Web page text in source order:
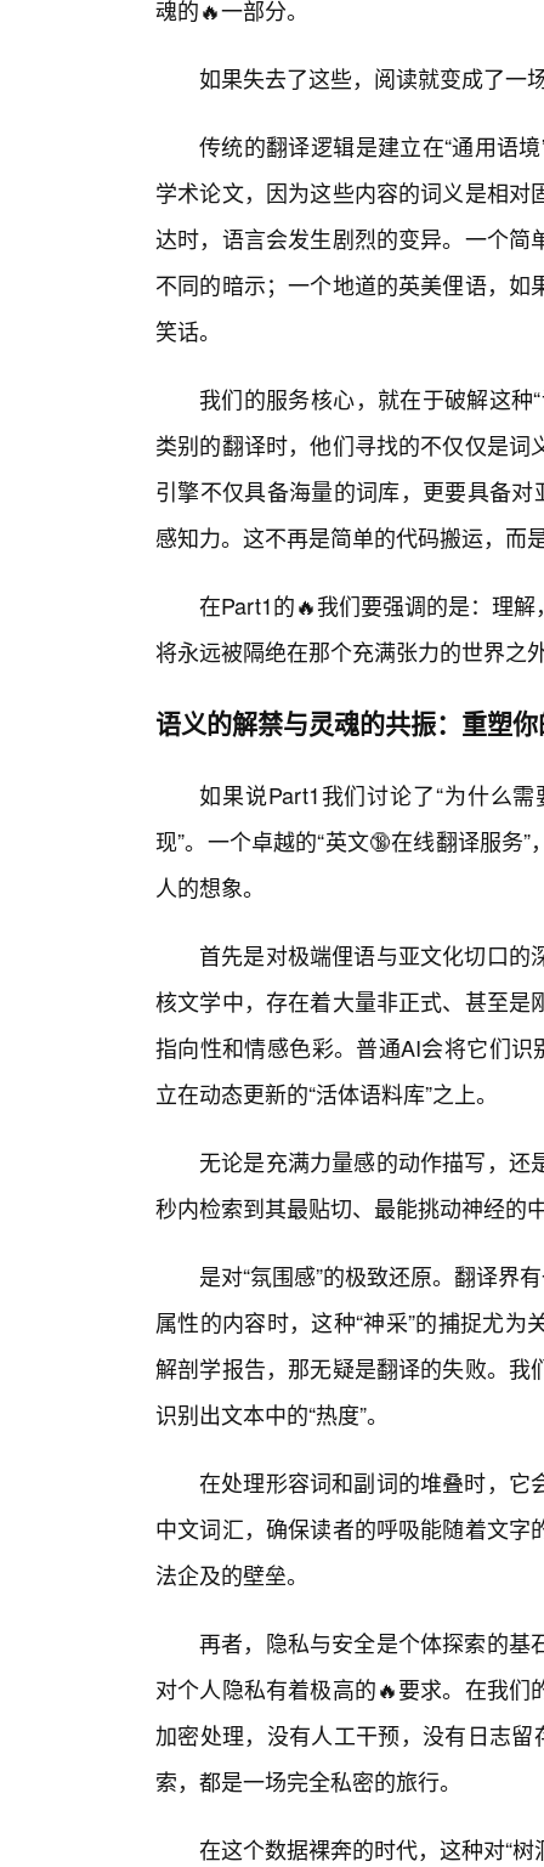
魂的🔥一部分。
如果失去了这些，阅读就变成了一
传统的翻译逻辑是建立在“通用语
学术论文，因为这些内容的词义是相
达时，语言会发生剧烈的变异。一个
不同的暗示；一个地道的英美俚语，
笑话。
我们的服务核心，就在于破解这种
类别的翻译时，他们寻找的不仅仅是
引擎不仅具备海量的词库，更要具备
感知力。这不再是简单的代码搬运，而
在Part1的🔥我们要强调的是：理
将永远被隔绝在那个充满张力的世界之
语义的解禁与灵魂的共振：重塑
如果说Part1我们讨论了“为什么
现”。一个卓越的“英文🔞在线翻译服务
人的想象。
首先是对极端俚语与亚文化切口
核文学中，存在着大量非正式、甚至
指向性和情感色彩。普通AI会将它们识
立在动态更新的“活体语料库”之上。
无论是充满力量感的动作描写，
秒内检索到其最贴切、最能挑动神经的
是对“氛围感”的极致还原。翻译界
属性的内容时，这种“神采”的捕捉尤
解剖学报告，那无疑是翻译的失败。
识别出文本中的“热度”。
在处理形容词和副词的堆叠时，它
中文词汇，确保读者的呼吸能随着文
法企及的壁垒。
再者，隐私与安全是个体探索的基
对个人隐私有着极高的🔥要求。在我
加密处理，没有人工干预，没有日志
索，都是一场完全私密的旅行。
在这个数据裸奔的时代，这种对“